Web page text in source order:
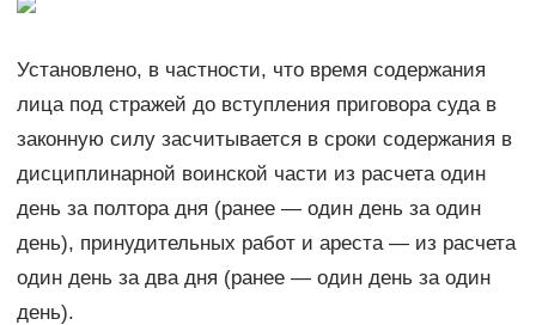
Установлено, в частности, что время содержания
лица под стражей до вступления приговора суда в
законную силу засчитывается в сроки содержания в
дисциплинарной воинской части из расчета один
день за полтора дня (ранее — один день за один
день), принудительных работ и ареста — из расчета
один день за два дня (ранее — один день за один
день).